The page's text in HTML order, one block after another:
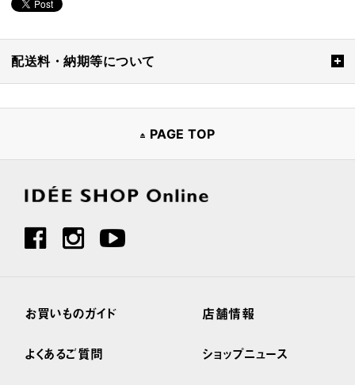
配送料・納期等について
PAGE TOP
お買いものガイド
よくあるご質問
店舗情報
ショップニュース